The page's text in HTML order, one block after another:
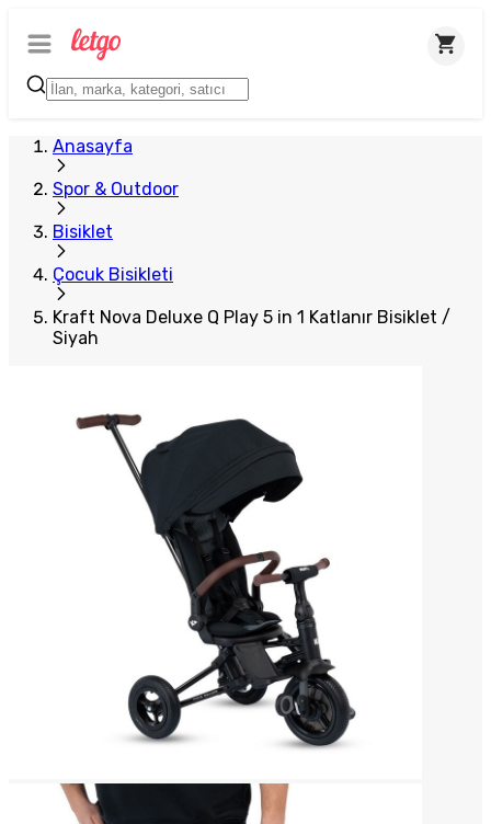
Anasayfa
Spor & Outdoor
Bisiklet
Çocuk Bisikleti
Kraft Nova Deluxe Q Play 5 in 1 Katlanır Bisiklet /
Siyah